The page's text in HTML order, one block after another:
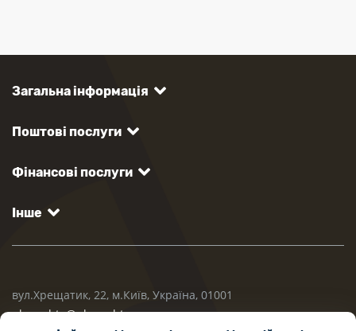
Загальна інформація
Поштові послуги
Фінансові послуги
Інше
вул.Хрещатик, 22, м.Київ, Україна, 01001
ukrposhta@ukrposhta.ua